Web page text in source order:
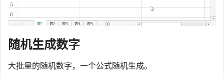
随机生成数字
大批量的随机数字，一个公式随机生成。